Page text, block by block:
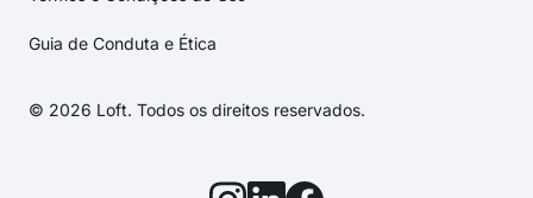
Guia de Conduta e Ética
© 2026 Loft. Todos os direitos reservados.